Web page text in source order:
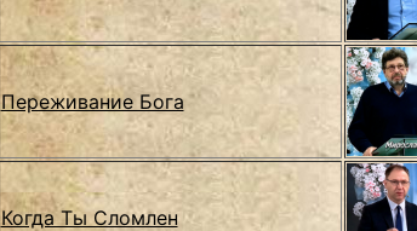
Переживание Бога
Когда Ты Сломлен